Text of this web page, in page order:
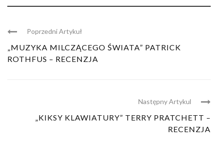
Poprzedni Artykuł
„MUZYKA MILCZĄCEGO ŚWIATA” PATRICK
ROTHFUS – RECENZJA
Następny Artykul
„KIKSY KLAWIATURY” TERRY PRATCHETT –
RECENZJA